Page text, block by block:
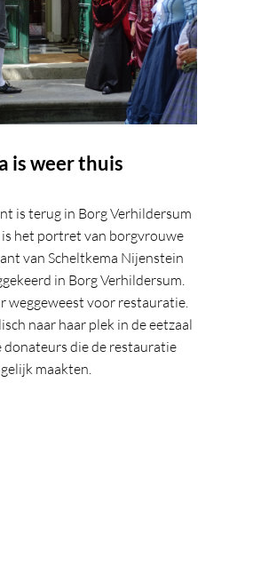
is weer thuis
is terug in Borg Verhildersum
het portret van borgvrouwe
van Scheltkema Nijenstein
in Borg Verhildersum.
weggeweest voor restauratie.
naar haar plek in de eetzaal
donateurs die de restauratie
maakten.